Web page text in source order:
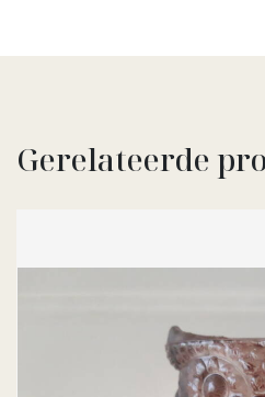
Gerelateerde